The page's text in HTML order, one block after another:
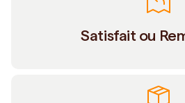
Satisfait ou